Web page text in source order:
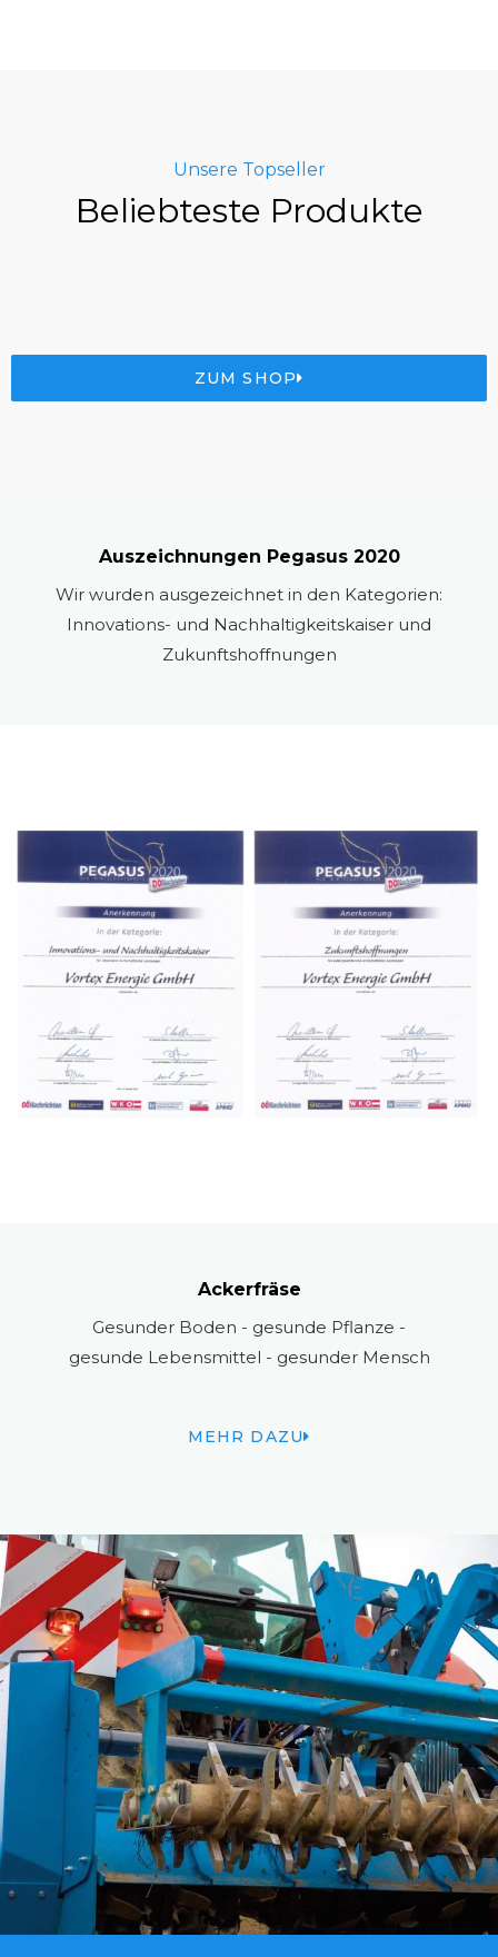
Unsere Topseller
Beliebteste Produkte
ZUM SHOP
Auszeichnungen Pegasus 2020
Wir wurden ausgezeichnet in den Kategorien:
Innovations- und Nachhaltigkeitskaiser und
Zukunftshoffnungen
Ackerfräse
Gesunder Boden - gesunde Pflanze -
gesunde Lebensmittel - gesunder Mensch
MEHR DAZU